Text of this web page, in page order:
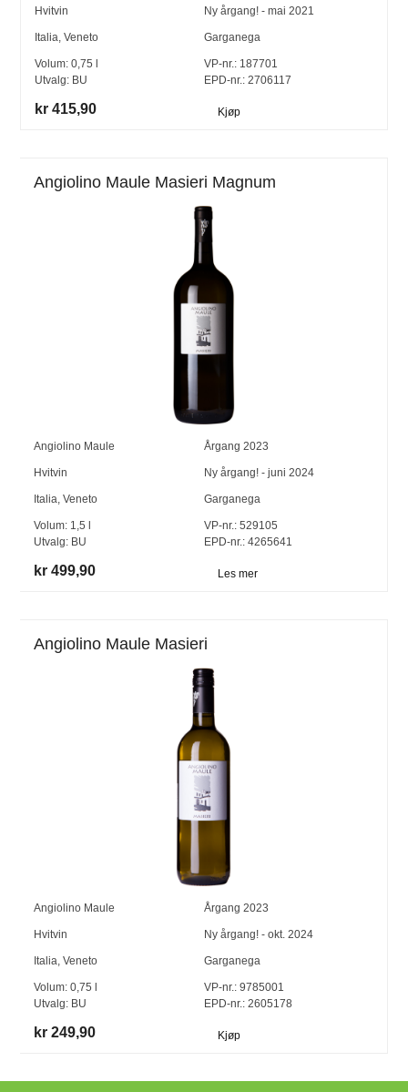
Hvitvin Ny årgang! - mai 2021
Italia,Veneto Garganega
Volum:0,75
Utvalg: BU
VP-nr.: 187701
EPD-nr.: 2706117
kr 415,90 Kjøp
Angiolino Maule Masieri Magnum
Angiolino Maule Årgang 2023
Hvitvin Ny årgang! - juni 2024
Italia,Veneto Garganega
Volum: 1,5
Utvalg: BU
VP-nr.:529105
EPD-nr.: 4265641
kr 499,90 Les mer
Angiolino Maule Masieri
Angiolino Maule Årgang 2023
Hvitvin Ny årgang! - okt. 2024
Italia,Veneto Garganega
Volum:0,75
Utvalg: BU
VP-nr.:9785001
EPD-nr.: 2605178
kr 249,90 Kjøp